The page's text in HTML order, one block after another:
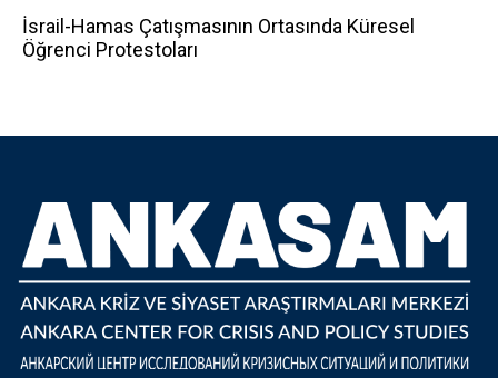
İsrail-Hamas Çatışmasının Ortasında Küresel
Öğrenci Protestoları